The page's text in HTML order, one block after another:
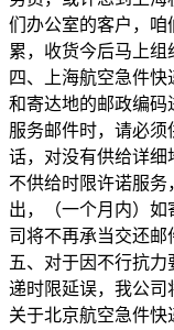
们办公室的客户，咱
累，收货今后马上组
四、上海航空急件
和寄达地的邮政编码
服务邮件时，请必
话，对没有供给详细
不供给时限许诺服
出，（一个月内）
司将不再承当交还邮
五、对于因不行抗
递时限延误，我公司
关于北京航空急件快